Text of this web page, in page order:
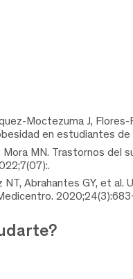
Moctezuma J,
en estudiantes
Mora MN. Trastornos
NT, Abrahantes GY, et